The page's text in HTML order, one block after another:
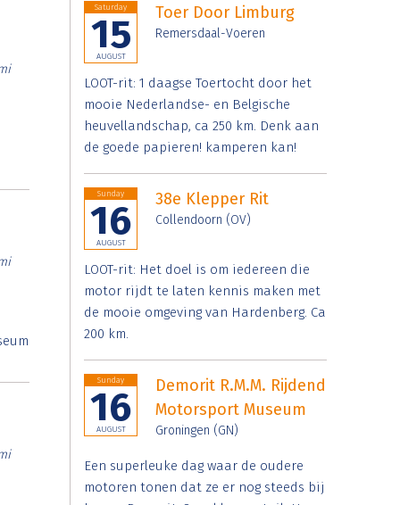
Saturday
15
AUGUST
Toer Door Limburg
Remersdaal-Voeren
LOOT-rit: 1 daagse Toertocht door het
mooie Nederlandse- en Belgische
heuvellandschap, ca 250 km. Denk aan
de goede papieren! kamperen kan!
Sunday
16
AUGUST
38e Klepper Rit
Collendoorn (OV)
LOOT-rit: Het doel is om iedereen die
motor rijdt te laten kennis maken met
de mooie omgeving van Hardenberg. Ca
200 km.
Sunday
16
AUGUST
Demorit R.M.M. Rijdend
Motorsport Museum
Groningen (GN)
Een superleuke dag waar de oudere
motoren tonen dat ze er nog steeds bij